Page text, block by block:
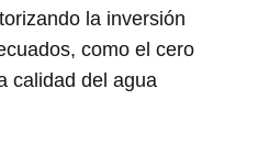
la inversión
como el cero
calidad del agua